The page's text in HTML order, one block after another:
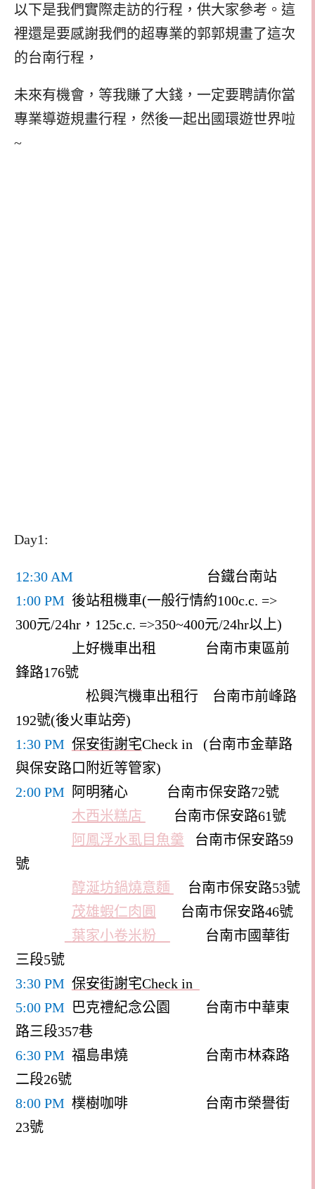
以下是我們實際走訪的行程，供大家參考。這
裡還是要感謝我們的超專業的郭郭規畫了這次
的台南行程，
未來有機會，等我賺了大錢，一定要聘請你當
專業導遊規畫行程，然後一起出國環遊世界啦
~
Day1:
12:30 AM 台鐵台南站
1:00 PM 後站租機車(一般行情約100c.c. =>
300元/24hr，125c.c. =>350~400元/24hr以上)
上好機車出租
台南市東區前
鋒路176號
松興汽機車出租行
台南市前峰路
192號(後火車站旁)
1:30 PM 保安街謝宅Check in (台南市金華路
與保安路口附近等管家)
2:00 PM 阿明豬心 台南市保安路72號
木西米糕店
台南市保安路61號
阿鳳浮水虱目魚羹 台南市保安路59
號
醇涎坊鍋燒意麵
台南市保安路53號
茂雄蝦仁肉圓
台南市保安路46號
葉家小卷米粉
台南市國華街
三段5號
3:30 PM 保安街謝宅Check in
5:00 PM 巴克禮紀念公園 台南市中華東
路三段357巷
6:30 PM 福島串燒 台南市林森路
二段26號
8:00 PM 樸樹咖啡 台南市榮譽街
23號